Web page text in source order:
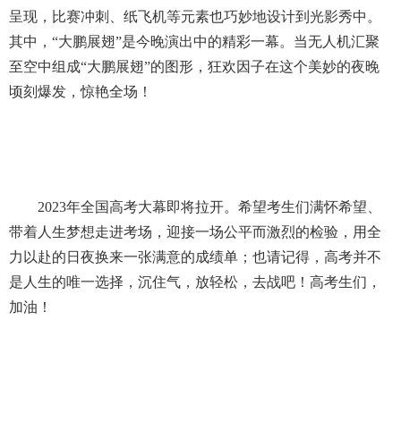
呈现，比赛冲刺、纸飞机等元素也巧妙地设计到光影秀中。
其中，“大鹏展翅”是今晚演出中的精彩一幕。当无人机汇聚
至空中组成“大鹏展翅”的图形，狂欢因子在这个美妙的夜晚
顷刻爆发，惊艳全场！
2023年全国高考大幕即将拉开。希望考生们满怀希望、
带着人生梦想走进考场，迎接一场公平而激烈的检验，用全
力以赴的日夜换来一张满意的成绩单；也请记得，高考并不
是人生的唯一选择，沉住气，放轻松，去战吧！高考生们，
加油！